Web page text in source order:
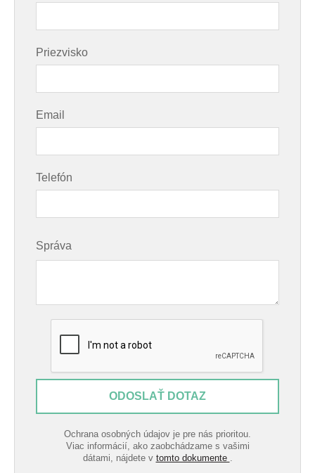
Priezvisko
Email
Telefón
Správa
ODOSLAŤ DOTAZ
Ochrana osobných údajov je pre nás prioritou.
Viac informácií, ako zaobchádzame s vašimi
dátami, nájdete v tomto dokumente .